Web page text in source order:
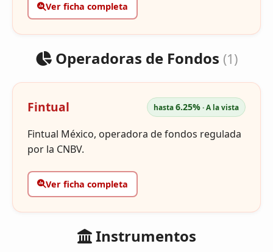
Ver ficha completa
Operadoras de Fondos (1)
Fintual hasta6.25%· A la vista
Fintual México, operadora de fondos regulada
por la CNBV.
Ver ficha completa
Instrumentos